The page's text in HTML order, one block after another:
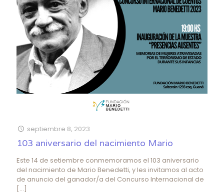
septiembre 8, 2023
103 aniversario del nacimiento Mario
Este 14 de setiembre conmemoramos el 103 aniversario
del nacimiento de Mario Benedetti, y les invitamos al acto
de anuncio del ganador/a del Concurso Internacional de
[…]